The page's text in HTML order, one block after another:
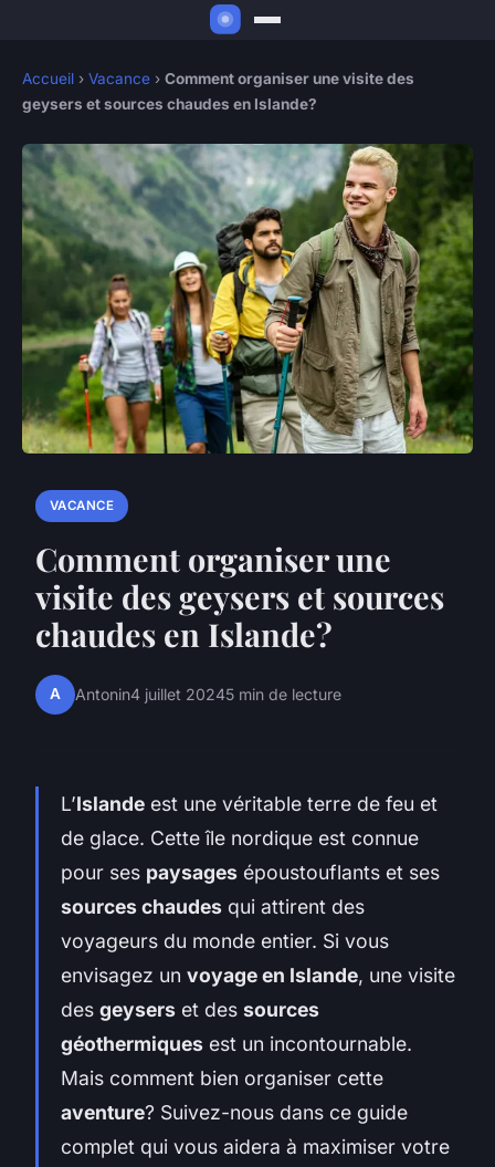
Accueil › Vacance › Comment organiser une visite des
geysers et sources chaudes en Islande?
VACANCE
Comment organiser une
visite des geysers et sources
chaudes en Islande?
A Antonin4 juillet 20245 min de lecture
L’Islande est une véritable terre de feu et
de glace. Cette île nordique est connue
pour ses paysages époustouflants et ses
sources chaudes qui attirent des
voyageurs du monde entier. Si vous
envisagez un voyage en Islande, une visite
des geysers et des sources
géothermiques est un incontournable.
Mais comment bien organiser cette
aventure? Suivez-nous dans ce guide
complet qui vous aidera à maximiser votre